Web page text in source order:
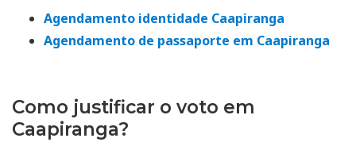
Agendamento identidade Caapiranga
Agendamento de passaporte em Caapiranga
Como justificar o voto em
Caapiranga?